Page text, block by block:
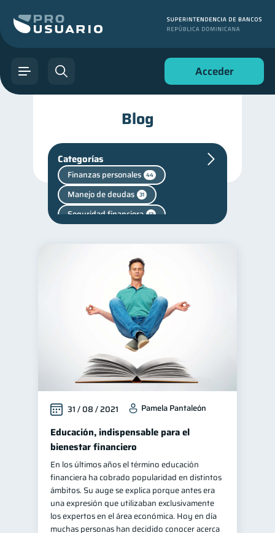
Acceder
Blog
Categorías
Finanzas personales 44
Manejo de deudas 31
Seguridad financiera 13
Cuenta Inactiva 1
Finanzas en Pareja 1
Educación financiera
Finanzas para jóvenes 30
Control de deudas 30
Finanzas familiares 25
Inclusión financiera 22
Bienestar financiero
Finanzas para mujeres 20
Productos financieros 11
Organización Financiera 10
Entidad financiera 8
31 / 08 / 2021 Pamela Pantaleón
Educación, indispensable para el
bienestar financiero
En los últimos años el término educación
financiera ha cobrado popularidad en distintos
ámbitos. Su auge se explica porque antes era
una expresión que utilizaban exclusivamente
los expertos en el área económica. Hoy en día
muchas personas han decidido conocer acerca